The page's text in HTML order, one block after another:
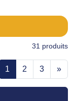
31 produits
1 2 3 »